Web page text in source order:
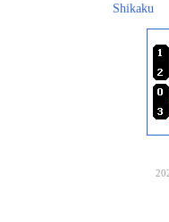
Shikaku